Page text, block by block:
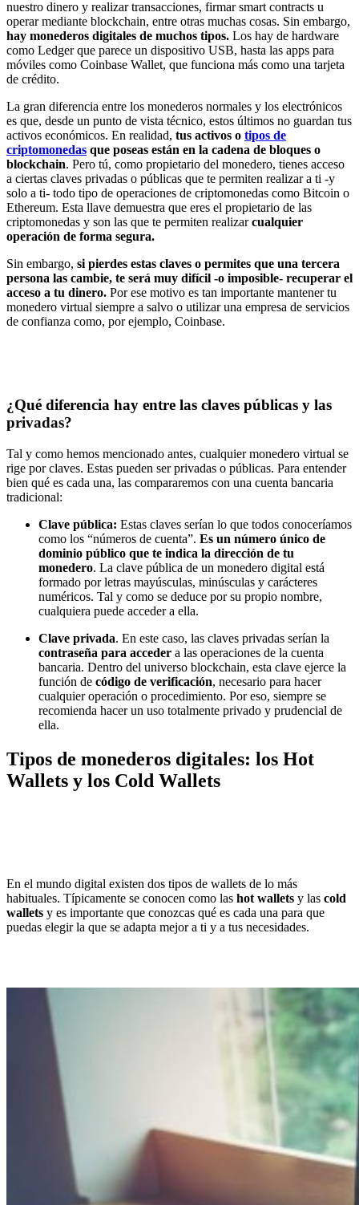
nuestro dinero y realizar transacciones, firmar smart contracts u
operar mediante blockchain, entre otras muchas cosas. Sin embargo,
hay monederos digitales de muchos tipos. Los hay de hardware
como Ledger que parece un dispositivo USB, hasta las apps para
móviles como Coinbase Wallet, que funciona más como una tarjeta
de crédito.
La gran diferencia entre los monederos normales y los electrónicos
es que, desde un punto de vista técnico, estos últimos no guardan tus
activos económicos. En realidad, tus activos o tipos de
criptomonedas que poseas están en la cadena de bloques o
blockchain. Pero tú, como propietario del monedero, tienes acceso
a ciertas claves privadas o públicas que te permiten realizar a ti -y
solo a ti- todo tipo de operaciones de criptomonedas como Bitcoin o
Ethereum. Esta llave demuestra que eres el propietario de las
criptomonedas y son las que te permiten realizarcualquier
operación de forma segura.
Sin embargo, si pierdes estas claves o permites que una tercera
persona las cambie, te será muy difícil -o imposible- recuperar el
acceso a tu dinero. Por ese motivo es tan importante mantener tu
monedero virtual siempre a salvo o utilizar una empresa de servicios
de confianza como, por ejemplo, Coinbase.
¿Qué diferencia hay entre las claves públicas y las
privadas?
Tal y como hemos mencionado antes, cualquier monedero virtual se
rige por claves. Estas pueden ser privadas o públicas. Para entender
bien qué es cada una, las compararemos con una cuenta bancaria
tradicional:
Clave pública: Estas claves serían lo que todos conoceríamos
como los “números de cuenta”. Es un número único de
dominio público que te indica la dirección de tu
monedero. La clave pública de un monedero digital está
formado por letras mayúsculas, minúsculas y carácteres
numéricos. Tal y como se deduce por su propio nombre,
cualquiera puede acceder a ella.
Clave privada. En este caso, las claves privadas serían la
contraseña para acceder a las operaciones de la cuenta
bancaria. Dentro del universo blockchain, esta clave ejerce la
función de código de verificación, necesario para hacer
cualquier operación o procedimiento. Por eso, siempre se
recomienda hacer un uso totalmente privado y prudencial de
ella.
Tipos de monederos digitales: los Hot
Wallets y los Cold Wallets
En el mundo digital existen dos tipos de wallets de lo más
habituales. Típicamente se conocen como las hot wallets y las cold
wallets y es importante que conozcas qué es cada una para que
puedas elegir la que se adapta mejor a ti y a tus necesidades.